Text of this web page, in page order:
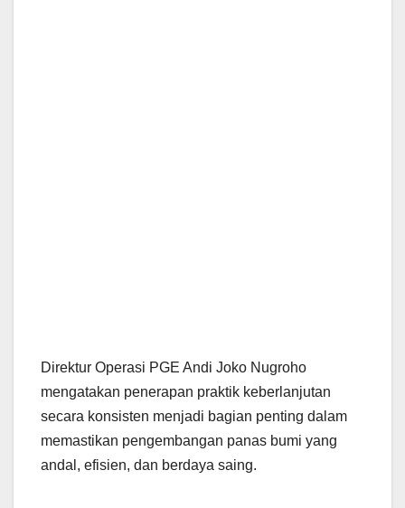
Direktur Operasi PGE Andi Joko Nugroho
mengatakan penerapan praktik keberlanjutan
secara konsisten menjadi bagian penting dalam
memastikan pengembangan panas bumi yang
andal, efisien, dan berdaya saing.